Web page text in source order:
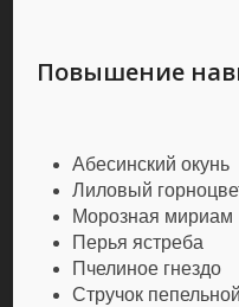
Повышение
Абесинский окунь
Лиловый
Морозная мириам
Перья ястреба
Пчелиное гнездо
Стручок